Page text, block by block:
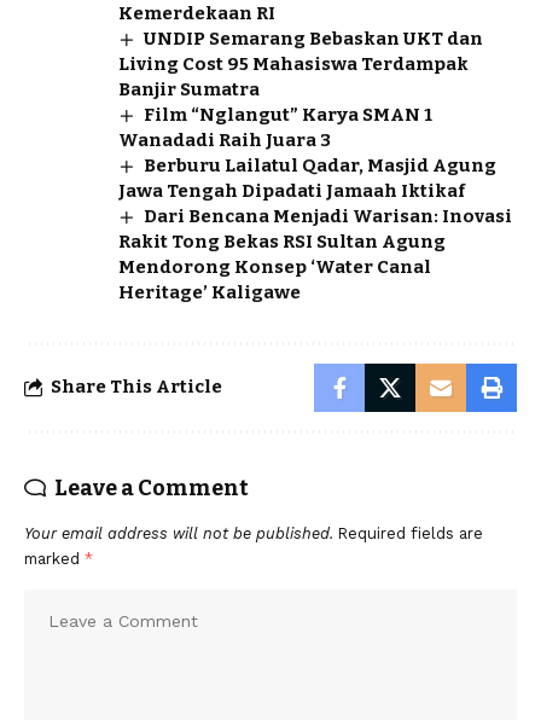
Kemerdekaan RI
UNDIP Semarang Bebaskan UKT dan
Living Cost 95 Mahasiswa Terdampak
Banjir Sumatra
Film “Nglangut” Karya SMAN 1
Wanadadi Raih Juara 3
Berburu Lailatul Qadar, Masjid Agung
Jawa Tengah Dipadati Jamaah Iktikaf
Dari Bencana Menjadi Warisan: Inovasi
Rakit Tong Bekas RSI Sultan Agung
Mendorong Konsep ‘Water Canal
Heritage’ Kaligawe
Share This Article
Leave a Comment
Your email address will not be published. Required fields are
marked *